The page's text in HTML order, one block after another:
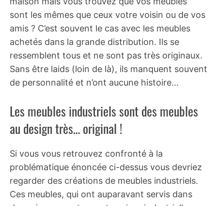
sont les mêmes que ceux votre voisin ou de vos
amis ? C’est souvent le cas avec les meubles
achetés dans la grande distribution. Ils se
ressemblent tous et ne sont pas très originaux.
Sans être laids (loin de là), ils manquent souvent
de personnalité et n’ont aucune histoire…
Les meubles industriels sont des meubles
au design très… original !
Si vous vous retrouvez confronté à la
problématique énoncée ci-dessus vous devriez
regarder des créations de meubles industriels.
Ces meubles, qui ont auparavant servis dans